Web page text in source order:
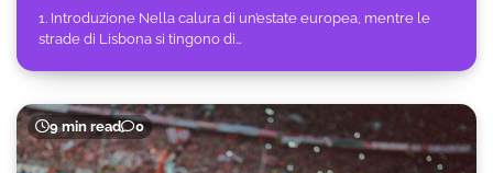
1. Introduzione Nella calura di un’estate europea, mentre le
strade di Lisbona si tingono di…
9 min read 0